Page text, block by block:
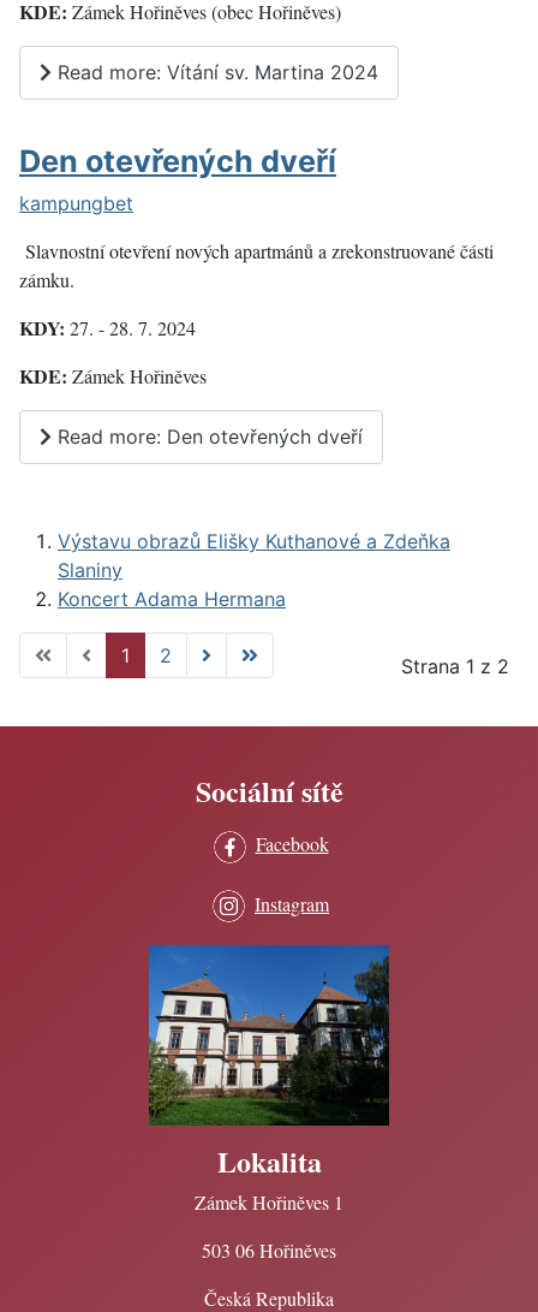
KDE: Zámek Hořiněves (obec Hořiněves)
Read more: Vítání sv. Martina 2024
Den otevřených dveří
kampungbet
Slavnostní otevření nových apartmánů a zrekonstruované části
zámku.
KDY: 27. - 28. 7. 2024
KDE: Zámek Hořiněves
Read more: Den otevřených dveří
Výstavu obrazů Elišky Kuthanové a Zdeňka
Slaniny
Koncert Adama Hermana
Strana 1 z 2
1 2
Sociální sítě
Facebook
Instagram
Lokalita
Zámek Hořiněves 1
503 06 Hořiněves
Česká Republika